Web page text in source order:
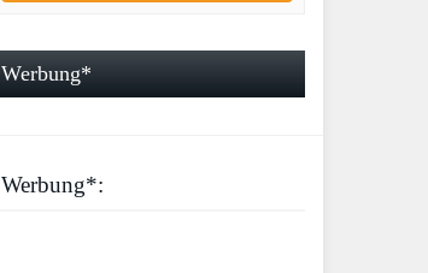
Werbung*
Werbung*: